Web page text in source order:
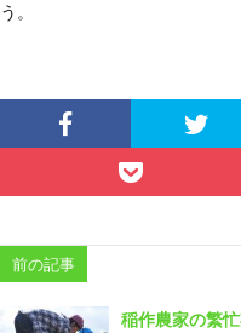
う。
前の記事
稲作農家の繁